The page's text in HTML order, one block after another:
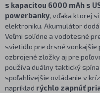
s kapacitou 6000 mAh s
powerbanky, vďaka ktorej
elektroniku. Akumulátor
Veľmi solídne a vodotesné
svietidlo pre drsné vonkajšie
ozbrojené zložky aj pre
používa duálny taktický
spoľahlivejšie ovládanie v
napríklad rýchlo zapnúť